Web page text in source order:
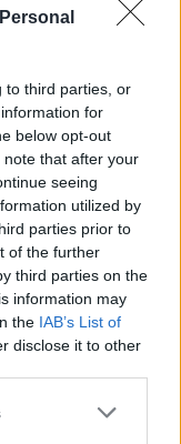
to third parties, or
for
below opt-out
that after your
seeing
utilized by
parties prior to
of the further
third parties on the
information may
the IAB’s List of
disclose it to other
Robles)
Robles)
Maxximos)
de Nuevo
De